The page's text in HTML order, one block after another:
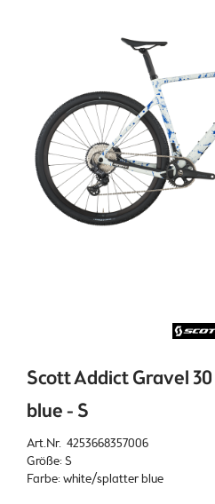
Scott Addict Gravel
blue - S
Art.Nr. 4253668357006
Größe: S
Farbe: white/splatter blue